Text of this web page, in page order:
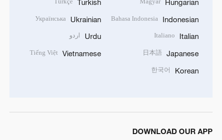
Hungarian
Indonesian
Bahasa Indonesia
Italian
Italiano
Japanese
日本語
Korean
한국어
Turkish
Ukrainian
Українська
Urdu اردو
Vietnamese
Tiếng Việt
DOWNLOAD OUR APP